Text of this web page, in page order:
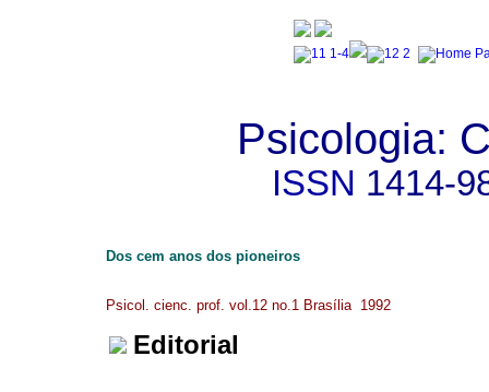
Psicologia:
ISSN 1414-
Dos cem anos dos pioneiros
Psicol. cienc. prof. vol.12 no.1 Brasília 1992
Editorial